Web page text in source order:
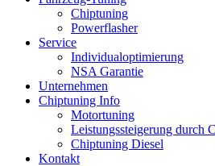
Chiptuning
Powerflasher
Service
Individualoptimierung
NSA Garantie
Unternehmen
Chiptuning Info
Motortuning
Leistungssteigerung durch
Chiptuning Diesel
Kontakt